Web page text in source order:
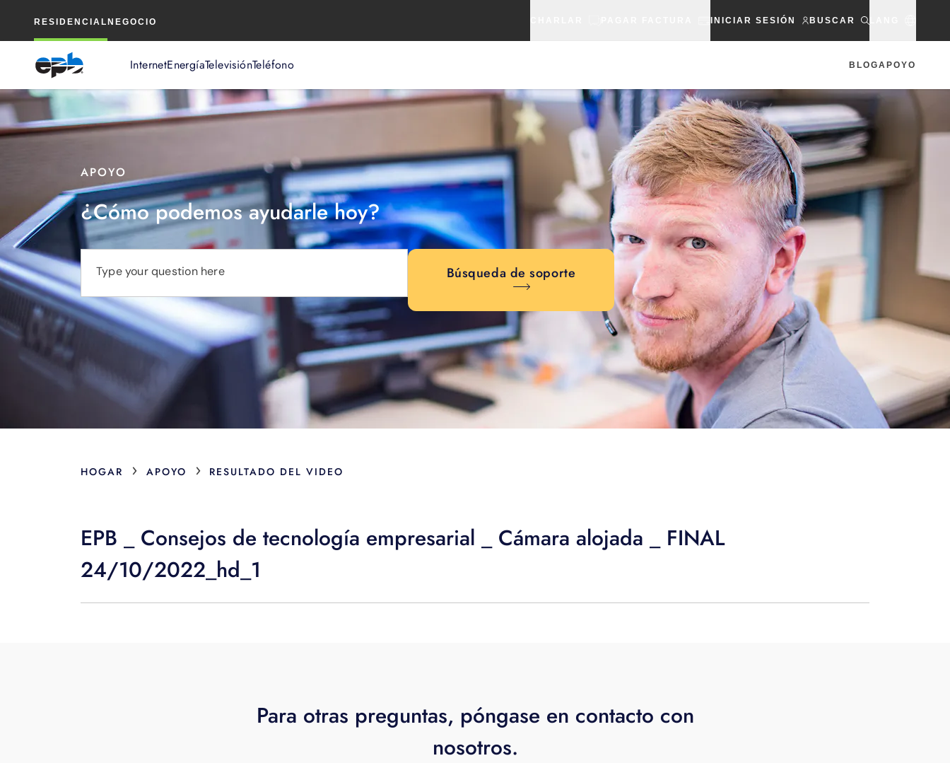
RESIDENCIAL NEGOCIO INICIAR SESIÓN BUSCAR
InternetEnergíaTelevisiónTeléfono BLOGAPOYO
principal
APOYO
¿Cómo podemos ayudarle hoy?
Type your question here Búsqueda de soporte
HOGAR › APOYO › RESULTADO DEL VIDEO
EPB _ Consejos de tecnología empresarial _ Cámara alojada _ FINAL
24/10/2022_hd_1
Para otras preguntas, póngase en contacto con
nosotros.